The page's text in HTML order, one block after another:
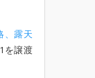
、露天
を譲渡